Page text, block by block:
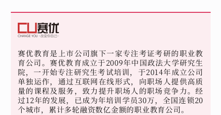
赛优教育是上市公司旗下一家专注考证考研的职业教
育公司。赛优教育成立于2009年中国政法大学研究生
院，一开始专注研究生考试培训，于2014年成立公司
单独运作，通过互联网在线形式，向职场人提供高质
量的课程及服务，致力提升职场人的职场竞争力。经
过12年的发展，已成为年培训学员30万，全国连锁20
个城市，累计多轮融资数亿金额的职业教育公司。